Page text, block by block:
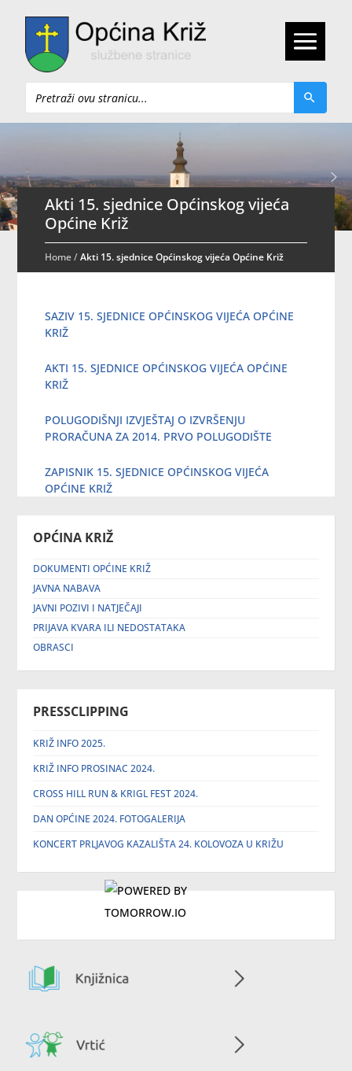
Pretraži
OPĆINA KRIŽ
DOKUMENTI OPĆINE KRIŽ
JAVNA NABAVA
JAVNI POZIVI I NATJEČAJI
PRIJAVA KVARA ILI NEDOSTATAKA
OBRASCI
PRESSCLIPPING
KRIŽ INFO 2025.
KRIŽ INFO PROSINAC 2024.
CROSS HILL RUN & KRIGL FEST 2024.
DAN OPĆINE 2024. FOTOGALERIJA
KONCERT PRLJAVOG KAZALIŠTA 24. KOLOVOZA U KRIŽU
Akti 15. sjednice Općinskog vijeća
Općine Križ
Home/Akti 15. sjednice Općinskog vijeća Općine Križ
SAZIV 15. SJEDNICE OPĆINSKOG VIJEĆA OPĆINE
KRIŽ
AKTI 15. SJEDNICE OPĆINSKOG VIJEĆA OPĆINE
KRIŽ
POLUGODIŠNJI IZVJEŠTAJ O IZVRŠENJU
PRORAČUNA ZA 2014. PRVO POLUGODIŠTE
ZAPISNIK 15. SJEDNICE OPĆINSKOG VIJEĆA
OPĆINE KRIŽ